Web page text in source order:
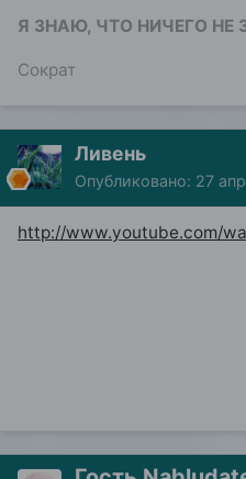
Я ЗНАЮ, ЧТО НИЧЕГО НЕ
Сократ
Ливень
Опубликовано: 27
http://www.youtube.com/